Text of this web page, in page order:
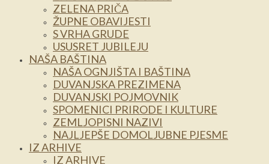
ZELENA PRIČA
ŽUPNE OBAVIJESTI
S VRHA GRUDE
USUSRET JUBILEJU
NAŠA BAŠTINA
NAŠA OGNJIŠTA I BAŠTINA
DUVANJSKA PREZIMENA
DUVANJSKI POJMOVNIK
SPOMENICI PRIRODE I KULTURE
ZEMLJOPISNI NAZIVI
NAJLJEPŠE DOMOLJUBNE PJESME
IZ ARHIVE
IZ ARHIVE